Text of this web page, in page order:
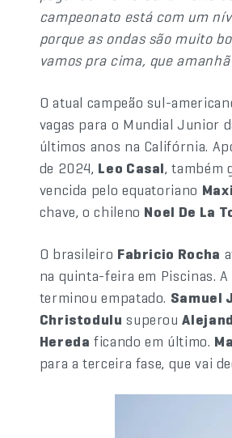
campeonato está com um
porque as ondas são muito
vamos pra cima, que
O atual campeão sul-
vagas para o Mundial Junior
últimos anos na Califórnia.
de 2024, Leo Casal, também
vencida pelo equatoriano
chave, o chileno Noel De La
O brasileiro Fabricio Rocha
na quinta-feira em Piscinas.
terminou empatado. Samuel
Christodulu superou
Hereda ficando em último.
para a terceira fase, que vai